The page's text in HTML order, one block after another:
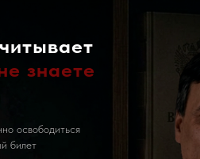
знаете
освободиться
билет